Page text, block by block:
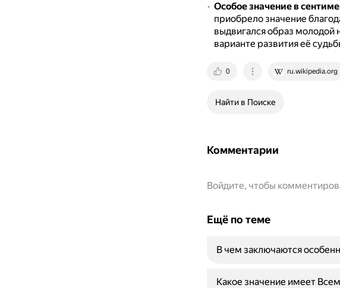
Особое значение в
приобрело значение
выдвигался образ
варианте развития её
0 ru.wikipedia.org
Найти в Поиске
Комментарии
Войдите, чтобы
Ещё по теме
В чем заключаются
Какое значение имеет